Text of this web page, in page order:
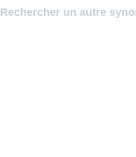
Rechercher un autre